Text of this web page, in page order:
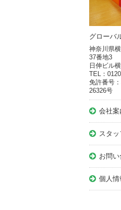
グローバ
神奈川県
37番地3
日伸ビル
TEL：
免許番号
26326号
会社案
スタ
お問
個人